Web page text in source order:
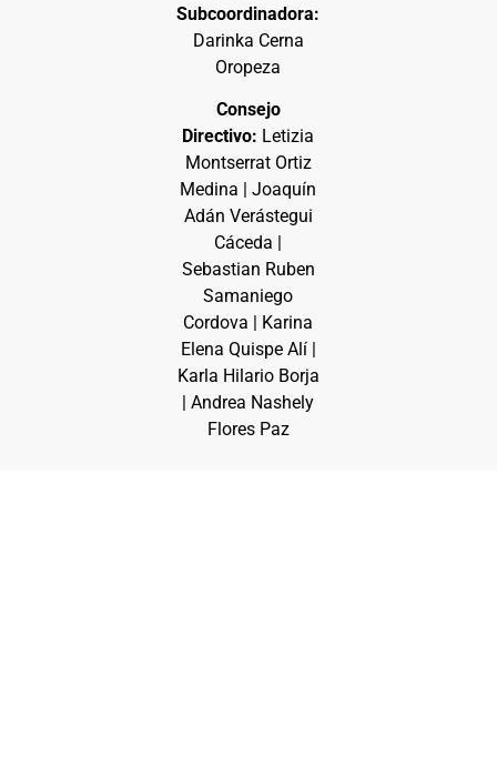
Subcoordinadora:
Darinka Cerna
Oropeza
Consejo
Directivo: Letizia
Montserrat Ortiz
Medina | Joaquín
Adán Verástegui
Cáceda |
Sebastian Ruben
Samaniego
Cordova | Karina
Elena Quispe Alí |
Karla Hilario Borja
| Andrea Nashely
Flores Paz